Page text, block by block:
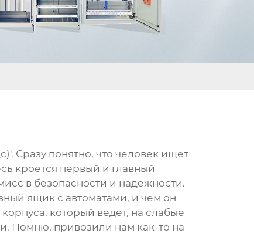
Сразу понятно, что человек ищет
кроется первый и главный
в безопасности и надежности.
ящик с автоматами, и чем он
который ведет, на слабые
Помню, привозили нам как-то на